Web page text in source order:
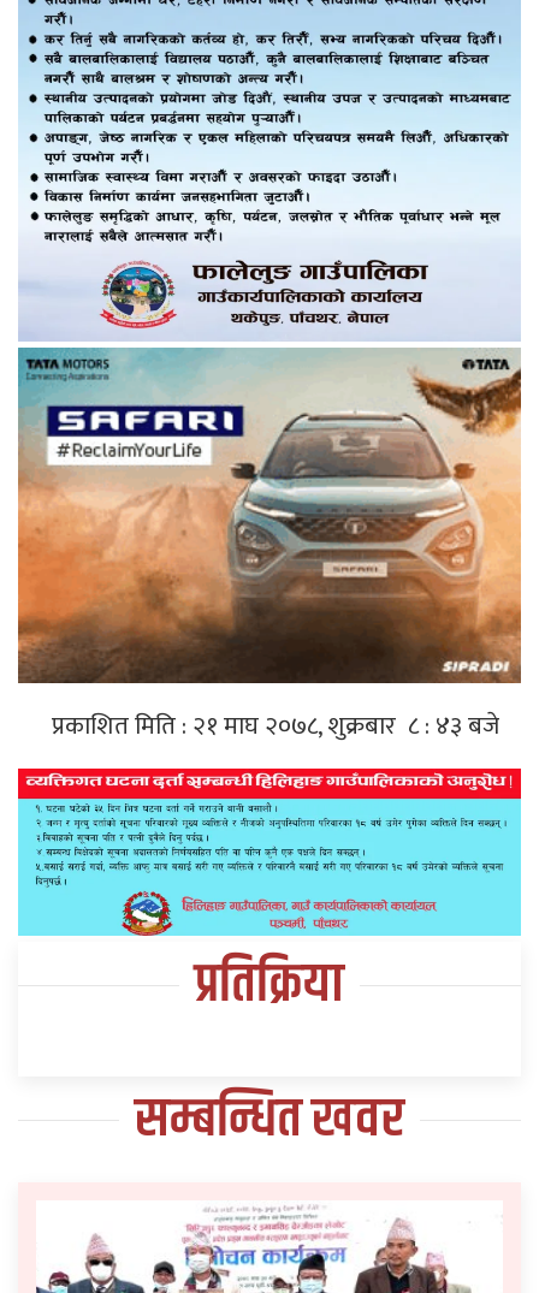
प्रकाशित मिति : २१ माघ २०७८, शुक्रबार ८ : ४३ बजे
प्रतिक्रिया
सम्बन्धित खवर